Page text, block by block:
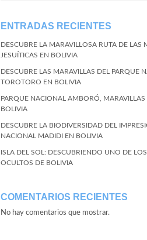
ENTRADAS RECIENTES
DESCUBRE LA MARAVILLOSA RUTA DE LAS
JESUÍTICAS EN BOLIVIA
DESCUBRE LAS MARAVILLAS DEL PARQUE
TOROTORO EN BOLIVIA
PARQUE NACIONAL AMBORÓ, MARAVILLAS
BOLIVIA
DESCUBRE LA BIODIVERSIDAD DEL
NACIONAL MADIDI EN BOLIVIA
ISLA DEL SOL: DESCUBRIENDO UNO DE
OCULTOS DE BOLIVIA
COMENTARIOS RECIENTES
No hay comentarios que mostrar.